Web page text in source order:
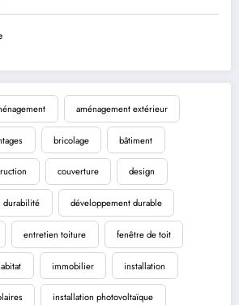
aménagement extérieur
bricolage bâtiment
couverture design
durabilité développement durable
entretien toiture fenêtre de toit
immobilier installation
installation photovoltaïque